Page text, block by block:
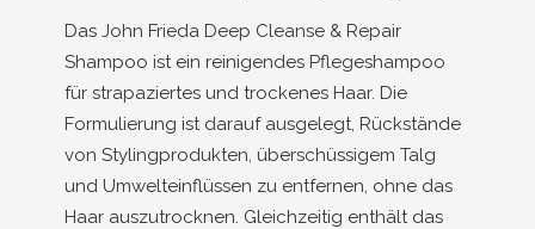
Das John Frieda Deep Cleanse & Repair
Shampoo ist ein reinigendes Pflegeshampoo
für strapaziertes und trockenes Haar. Die
Formulierung ist darauf ausgelegt, Rückstände
von Stylingprodukten, überschüssigem Talg
und Umwelteinflüssen zu entfernen, ohne das
Haar auszutrocknen. Gleichzeitig enthält das